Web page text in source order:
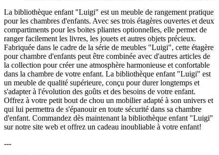
La bibliothèque enfant "Luigi" est un meuble de rangement pratique
pour les chambres d'enfants. Avec ses trois étagères ouvertes et deux
compartiments pour les boites pliantes optionnelles, elle permet de
ranger facilement les livres, les jouets et autres objets précieux.
Fabriquée dans le cadre de la série de meubles "Luigi", cette étagère
pour chambre d'enfants peut être combinée avec d'autres articles de
la collection pour créer une atmosphère harmonieuse et confortable
dans la chambre de votre enfant. La bibliothèque enfant "Luigi" est
un meuble de qualité supérieure, conçu pour durer longtemps et
s'adapter à l'évolution des goûts et des besoins de votre enfant.
Offrez à votre petit bout de chou un mobilier adapté à son univers et
qui lui permettra de s'épanouir en toute sécurité dans sa chambre
d'enfant. Commandez dès maintenant la bibliothèque enfant "Luigi"
sur notre site web et offrez un cadeau inoubliable à votre enfant!
---